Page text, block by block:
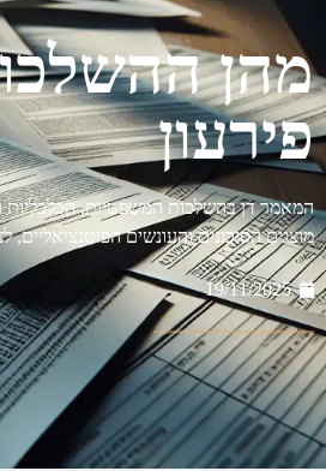
מהן
פירעון
המאמר דן בהשלכות המשפטיות, הכלכליות
מוצגים הסיכונים והעונשים
19/11/2025